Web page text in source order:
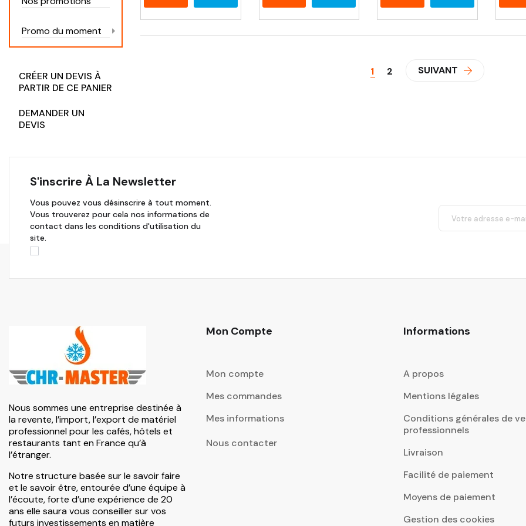
Promo du moment
CRÉER UN DEVIS À
PARTIR DE CE PANIER
DEMANDER UN
DEVIS
1 2 SUIVANT
S'inscrire À La Newsletter
Vous pouvez vous désinscrire à tout moment.
Vous trouverez pour cela nos informations de
contact dans les conditions d'utilisation du
site.
Nous sommes une entreprise destinée à
la revente, l’import, l’export de matériel
professionnel pour les cafés, hôtels et
restaurants tant en France qu’à
l’étranger.
Notre structure basée sur le savoir faire
et le savoir être, entourée d’une équipe à
l’écoute, forte d’une expérience de 20
ans elle saura vous conseiller sur vos
futurs investissements en matière
Mon Compte
Mon compte
Mes commandes
Mes informations
Nous contacter
Informations
A propos
Mentions légales
Conditions générales de
professionnels
Livraison
Facilité de paiement
Moyens de paiement
Gestion des cookies